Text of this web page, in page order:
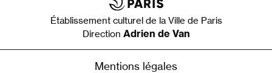
Établissement culturel de la Ville de Paris
Direction Adrien de Van
Mentions légales